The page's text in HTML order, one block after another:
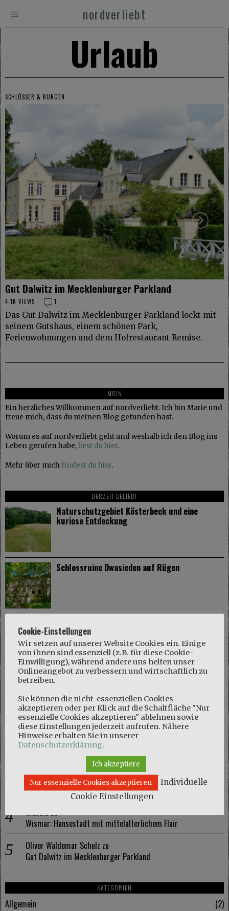
nordverliebt
Urlaub
SCHLÖSSER & BURGEN
Gut Dalwitz im Mecklenburger Parkland
4.1K VIEWS 1
Das Gut Dalwitz im Mecklenburger Parkland lockt mit
seinem Gutshaus, einem schönen Park,
Ferienwohnungen und dem Hofrestaurant Remise.
MOIN
Ein herzliches Willkommen auf nordverliebt. Ich bin Marie und
freue mich, dass du meinen Blog gefunden hast.
Worum es auf nordverliebt geht und weshalb ich den Blog ins
Leben gerufen habe,liest du hier.
Mehr über michfindest du hier.
DERZEIT BELIEBT
Naturschutzgebiet Kösterbeck und eine
kuriose Entdeckung
Schlossruine Dwasieden auf Rügen
Mariezu
Naturschutzgebiet Kösterbeck und eine kuriose Entdeckung
Olaf Schmidtzu
Naturschutzgebiet Kösterbeck und eine kuriose Entdeckung
Mariezu
Wismar: Hansestadt mit mittelalterlichem Flair
Claudiazu
Wismar: Hansestadt mit mittelalterlichem Flair
Oliver Waldemar Schulz zu
Gut Dalwitz im Mecklenburger Parkland
KATEGORIEN
Allgemein
2
Cookie-Einstellungen
Wir setzen auf unserer Website Cookies ein. Einige
von ihnen sind essenziell (z.B. für diese Cookie-
Einwilligung), während andere uns helfen unser
Onlineangebot zu verbessern und wirtschaftlich zu
betreiben.
Sie können die nicht-essenziellen Cookies
akzeptieren oder per Klick auf die Schaltfläche "Nur
essenzielle Cookies akzeptieren" ablehnen sowie
diese Einstellungen jederzeit aufrufen. Nähere
Hinweise erhalten Sie in unserer
Datenschutzerklärung.
Ich akzeptiere
Nur essenzielle Cookies akzeptieren
Individuelle
Cookie Einstellungen